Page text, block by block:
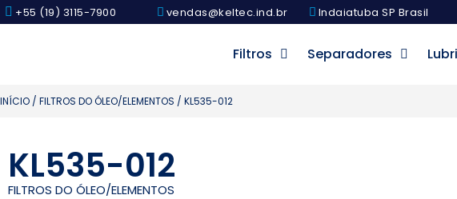
+55 (19) 3115-7900 vendas@keltec.ind.br Indaiatuba SP Brasil
Filtros Separadores
INÍCIO / FILTROS DO ÓLEO/ELEMENTOS / KL535-012
KL535-012
FILTROS DO ÓLEO/ELEMENTOS